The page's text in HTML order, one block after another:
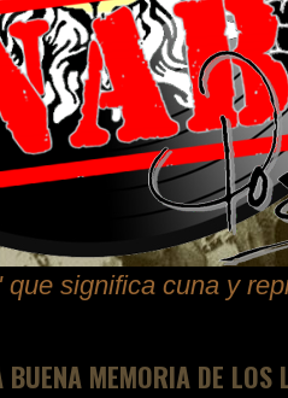
significa cuna y
BUENA MEMORIA DE LOS